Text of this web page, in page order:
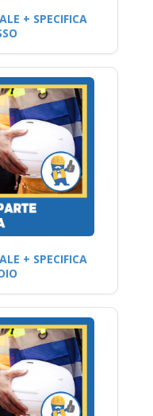
+ SPECIFICA
+ SPECIFICA